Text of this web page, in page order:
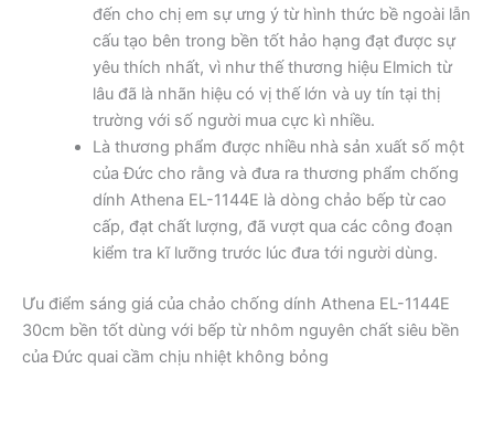
đến cho chị em sự ưng ý từ hình thức bề ngoài lẫn
cấu tạo bên trong bền tốt hảo hạng đạt được sự
yêu thích nhất, vì như thế thương hiệu Elmich từ
lâu đã là nhãn hiệu có vị thế lớn và uy tín tại thị
trường với số người mua cực kì nhiều.
Là thương phẩm được nhiều nhà sản xuất số một
của Đức cho rằng và đưa ra thương phẩm chống
dính Athena EL-1144E là dòng chảo bếp từ cao
cấp, đạt chất lượng, đã vượt qua các công đoạn
kiểm tra kĩ lưỡng trước lúc đưa tới người dùng.
Ưu điểm sáng giá của chảo chống dính Athena EL-1144E
30cm bền tốt dùng với bếp từ nhôm nguyên chất siêu bền
của Đức quai cầm chịu nhiệt không bỏng